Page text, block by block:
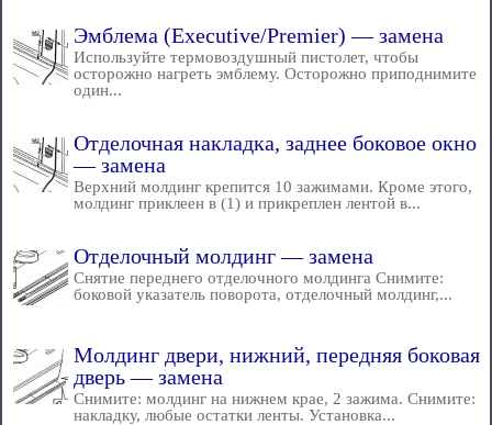
Эмблема (Executive/Premier) — замена
Используйте термовоздушный пистолет, чтобы
осторожно нагреть эмблему. Осторожно приподнимите
один...
Отделочная накладка, заднее боковое окно
— замена
Верхний молдинг крепится 10 зажимами. Кроме этого,
молдинг приклеен в (1) и прикреплен лентой в...
Отделочный молдинг — замена
Снятие переднего отделочного молдинга Снимите:
боковой указатель поворота, отделочный молдинг,...
Молдинг двери, нижний, передняя боковая
дверь — замена
Снимите: молдинг на нижнем крае, 2 зажима. Снимите:
накладку, любые остатки ленты. Установка...